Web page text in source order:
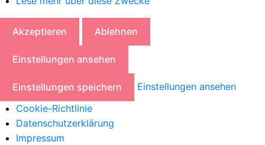
Akzeptieren Ablehnen
Einstellungen ansehen
Einstellungen speichern
Einstellungen ansehen
Cookie-Richtlinie
Datenschutzerklärung
Impressum